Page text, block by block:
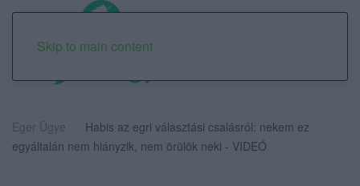
Skip to main content
Eger Ügye
Habis az egri választási csalásról: nekem ez
egyáltalán nem hiányzik, nem örülök neki - VIDEÓ